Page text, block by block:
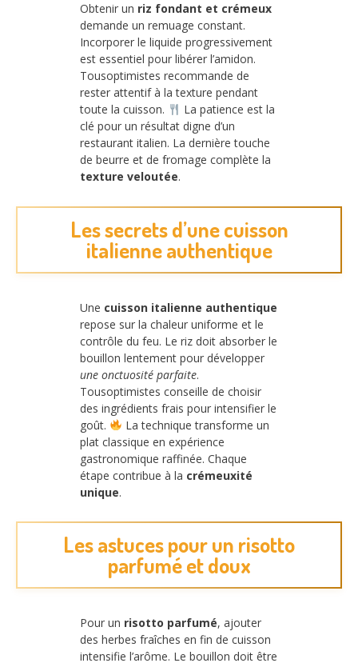
Obtenir un riz fondant et crémeux
demande un remuage constant.
Incorporer le liquide progressivement
est essentiel pour libérer l’amidon.
Tousoptimistes recommande de
rester attentif à la texture pendant
toute la cuisson.
La patience est la
clé pour un résultat digne d’un
restaurant italien. La dernière touche
de beurre et de fromage complète la
texture veloutée.
Les secrets d’une cuisson
italienne authentique
Une cuisson italienne authentique
repose sur la chaleur uniforme et le
contrôle du feu. Le riz doit absorber le
bouillon lentement pour développer
une onctuosité parfaite.
Tousoptimistes conseille de choisir
des ingrédients frais pour intensifier le
goût.
La technique transforme un
plat classique en expérience
gastronomique raffinée. Chaque
étape contribue à la crémeuxité
unique.
Les astuces pour un risotto
parfumé et doux
Pour un risotto parfumé, ajouter
des herbes fraîches en fin de cuisson
intensifie l’arôme. Le bouillon doit être